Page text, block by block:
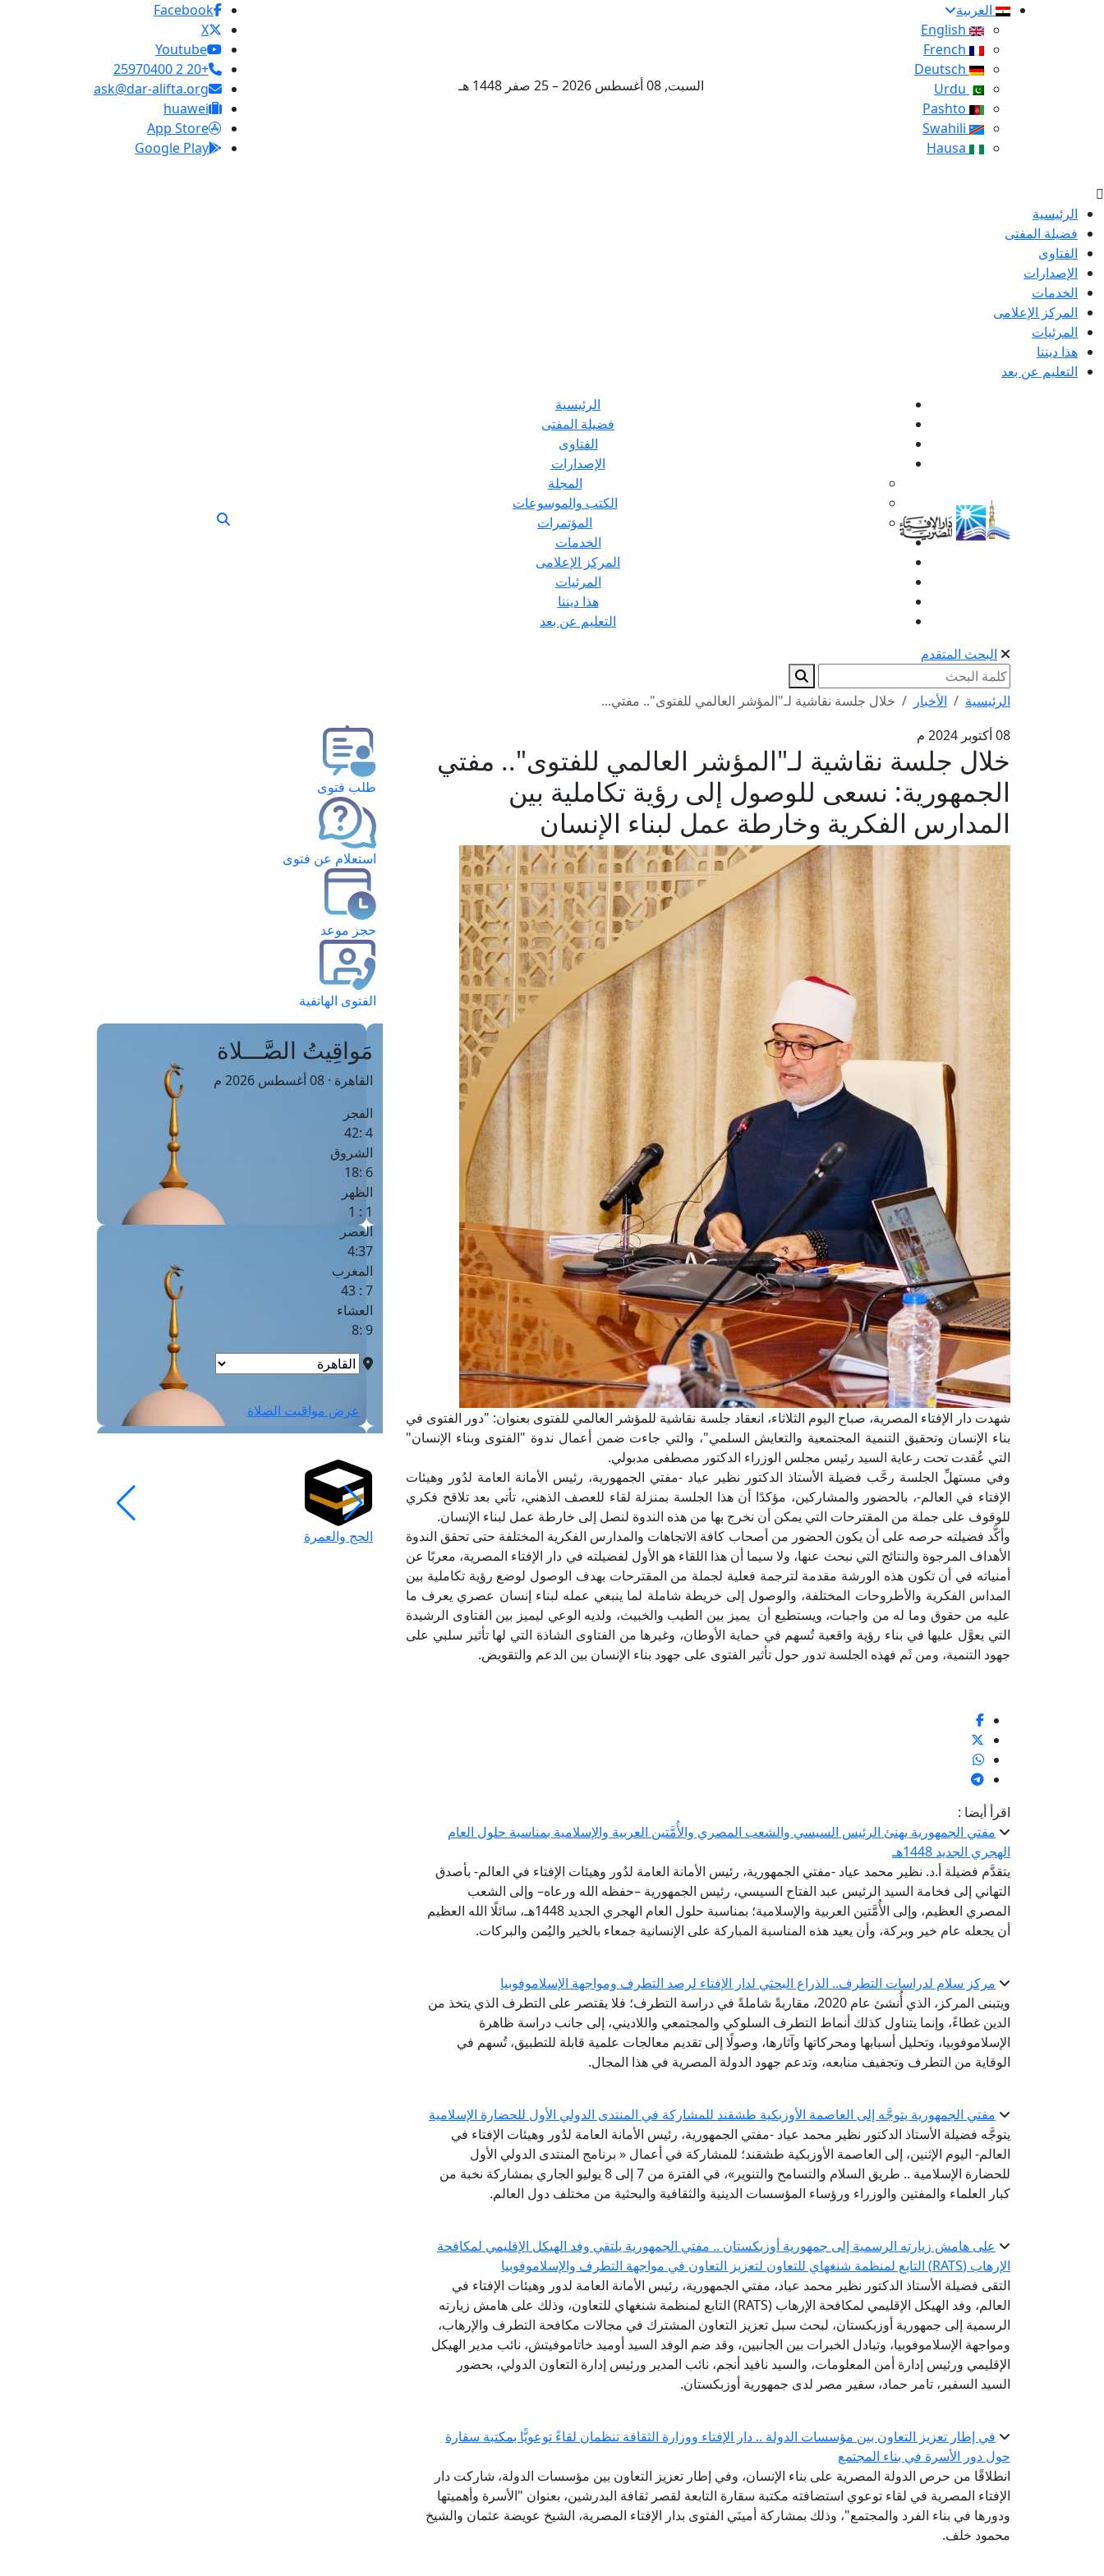
العربية
السبت, 08 أغسطس 2026 – 25 صفر 1448 هـ
Facebook
X
Youtube
+20 2 25970400
ask@dar-alifta.org
huawei
App Store
Google Play
الرئيسية
فضيلة المفتى
الفتاوى
الإصدارات
الخدمات
المركز الإعلامى
المرئيات
هذا ديننا
التعليم عن بعد
الرئيسية
فضيلة المفتى
الفتاوى
الإصدارات
المجلة
الكتب والموسوعات
المؤتمرات
الخدمات
المركز الإعلامى
المرئيات
هذا ديننا
التعليم عن بعد
البحث المتقدم
الرئيسية الأخبار
خلال جلسة نقاشية لـ"المؤشر العالمي للفتوى".. مفتي...
08 أكتوبر 2024 م
خلال جلسة نقاشية لـ"المؤشر العالمي للفتوى".. مفتي
الجمهورية: نسعى للوصول إلى رؤية تكاملية بين
المدارس الفكرية وخارطة عمل لبناء الإنسان
شهدت دار الإفتاء المصرية، صباح اليوم الثلاثاء، انعقاد جلسة نقاشية للمؤشر العالمي للفتوى بعنوان: "دور الفتوى في
بناء الإنسان وتحقيق التنمية المجتمعية والتعايش السلمي"، والتي جاءت ضمن أعمال ندوة "الفتوى وبناء الإنسان"
التي عُقدت تحت رعاية السيد رئيس مجلس الوزراء الدكتور مصطفى مدبولي.
وفي مستهلِّ الجلسة رحَّب فضيلة الأستاذ الدكتور نظير عياد -مفتي الجمهورية، رئيس الأمانة العامة لدُور وهيئات
الإفتاء في العالم-، بالحضور والمشاركين، مؤكدًا أن هذا الجلسة بمنزلة لقاء للعصف الذهني، تأتي بعد تلاقح فكري
للوقوف على جملة من المقترحات التي يمكن أن نخرج بها من هذه الندوة لنصل إلى خارطة عمل لبناء الإنسان.
وأكَّد فضيلته حرصه على أن يكون الحضور من أصحاب كافة الاتجاهات والمدارس الفكرية المختلفة حتى تحقق الندوة
الأهداف المرجوة والنتائج التي نبحث عنها، ولا سيما أن هذا اللقاء هو الأول لفضيلته في دار الإفتاء المصرية، معربًا عن
أمنياته في أن تكون هذه الورشة مقدمة لترجمة فعلية لجملة من المقترحات بهدف الوصول لوضع رؤية تكاملية بين
المداس الفكرية والأطروحات المختلفة، والوصول إلى خريطة شاملة لما ينبغي عمله لبناء إنسان عصري يعرف ما
عليه من حقوق وما له من واجبات، ويستطيع أن يميز بين الطيب والخبيث، ولديه الوعي ليميز بين الفتاوى الرشيدة
التي يعوَّل عليها في بناء رؤية واقعية تُسهم في حماية الأوطان، وغيرها من الفتاوى الشاذة التي لها تأثير سلبي على
جهود التنمية، ومن ثَم فهذه الجلسة تدور حول تأثير الفتوى على جهود بناء الإنسان بين الدعم والتقويض.
اقرأ أيضا :
مفتي الجمهورية يهنئ الرئيس السيسي والشعب المصري والأُمَّتين العربية والإسلامية بمناسبة حلول العام
الهجري الجديد 1448هـ
يتقدَّم فضيلة أ.د. نظير محمد عياد -مفتي الجمهورية، رئيس الأمانة العامة لدُور وهيئات الإفتاء في العالم- بأصدق
التهاني إلى فخامة السيد الرئيس عبد الفتاح السيسي، رئيس الجمهورية –حفظه الله ورعاه– وإلى الشعب
المصري العظيم، وإلى الأُمَّتين العربية والإسلامية؛ بمناسبة حلول العام الهجري الجديد 1448هـ، سائلًا الله العظيم
أن يجعله عام خير وبركة، وأن يعيد هذه المناسبة المباركة على الإنسانية جمعاء بالخير واليُمن والبركات.
مركز سلام لدراسات التطرف.. الذراع البحثي لدار الإفتاء لرصد التطرف ومواجهة الإسلاموفوبيا
ويتبنى المركز، الذي أُنشئ عام 2020، مقاربةً شاملةً في دراسة التطرف؛ فلا يقتصر على التطرف الذي يتخذ من
الدين غطاءً، وإنما يتناول كذلك أنماط التطرف السلوكي والمجتمعي واللاديني، إلى جانب دراسة ظاهرة
الإسلاموفوبيا، وتحليل أسبابها ومحركاتها وآثارها، وصولًا إلى تقديم معالجات علمية قابلة للتطبيق، تُسهم في
الوقاية من التطرف وتجفيف منابعه، وتدعم جهود الدولة المصرية في هذا المجال.
مفتي الجمهورية يتوجَّه إلى العاصمة الأوزبكية طشقند للمشاركة في المنتدى الدولي الأول للحضارة الإسلامية
يتوجَّه فضيلة الأستاذ الدكتور نظير محمد عياد -مفتي الجمهورية، رئيس الأمانة العامة لدُور وهيئات الإفتاء في
العالم- اليوم الإثنين، إلى العاصمة الأوزبكية طشقند؛ للمشاركة في أعمال « برنامج المنتدى الدولي الأول
للحضارة الإسلامية .. طريق السلام والتسامح والتنوير»، في الفترة من 7 إلى 8 يوليو الجاري بمشاركة نخبة من
كبار العلماء والمفتين والوزراء ورؤساء المؤسسات الدينية والثقافية والبحثية من مختلف دول العالم.
على هامش زيارته الرسمية إلى جمهورية أوزبكستان .. مفتي الجمهورية يلتقي وفد الهيكل الإقليمي لمكافحة
الإرهاب (RATS) التابع لمنظمة شنغهاي للتعاون لتعزيز التعاون في مواجهة التطرف والإسلاموفوبيا
التقى فضيلة الأستاذ الدكتور نظير محمد عياد، مفتي الجمهورية، رئيس الأمانة العامة لدور وهيئات الإفتاء في
العالم، وفد الهيكل الإقليمي لمكافحة الإرهاب (RATS) التابع لمنظمة شنغهاي للتعاون، وذلك على هامش زيارته
الرسمية إلى جمهورية أوزبكستان، لبحث سبل تعزيز التعاون المشترك في مجالات مكافحة التطرف والإرهاب،
ومواجهة الإسلاموفوبيا، وتبادل الخبرات بين الجانبين، وقد ضم الوفد السيد أوميد خاتاموفيتش، نائب مدير الهيكل
الإقليمي ورئيس إدارة أمن المعلومات، والسيد نافيد أنجم، نائب المدير ورئيس إدارة التعاون الدولي، بحضور
السيد السفير، تامر حماد، سفير مصر لدى جمهورية أوزبكستان.
في إطار تعزيز التعاون بين مؤسسات الدولة .. دار الإفتاء ووزارة الثقافة تنظمان لقاءً توعويًّا بمكتبة سقارة
حول دور الأسرة في بناء المجتمع
انطلاقًا من حرص الدولة المصرية على بناء الإنسان، وفي إطار تعزيز التعاون بين مؤسسات الدولة، شاركت دار
الإفتاء المصرية في لقاء توعوي استضافته مكتبة سقارة التابعة لقصر ثقافة البدرشين، بعنوان "الأسرة وأهميتها
ودورها في بناء الفرد والمجتمع"، وذلك بمشاركة أمينَي الفتوى بدار الإفتاء المصرية، الشيخ عويضة عثمان والشيخ
محمود خلف.
طلب فتوى
استعلام عن فتوى
حجز موعد
الفتوى الهاتفية
مَواقِيتُ الصَّـــلاة
القاهرة · 08 أغسطس 2026 م
الفجر
4 :42
الشروق
6 :18
الظهر
1 : 1
العصر
4:37
المغرب
7 : 43
العشاء
9 :8
عرض مواقيت الصلاة
الحج والعمرة